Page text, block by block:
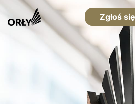
Zgłoś się